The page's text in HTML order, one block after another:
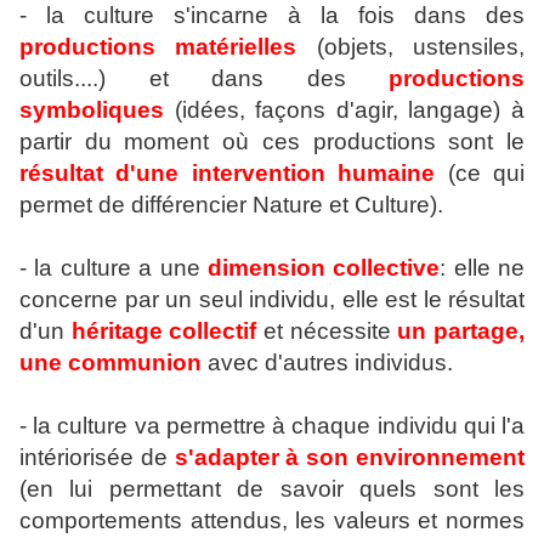
- la culture s'incarne à la fois dans des
productions matérielles (objets, ustensiles,
outils....) et dans des productions
symboliques (idées, façons d'agir, langage) à
partir du moment où ces productions sont le
résultat d'une intervention humaine (ce qui
permet de différencier Nature et Culture).
- la culture a une dimension collective: elle ne
concerne par un seul individu, elle est le résultat
d'un héritage collectifet nécessite un partage,
une communion avec d'autres individus.
- la culture va permettre à chaque individu qui l'a
intériorisée de s'adapter à son environnement
(en lui permettant de savoir quels sont les
comportements attendus, les valeurs et normes